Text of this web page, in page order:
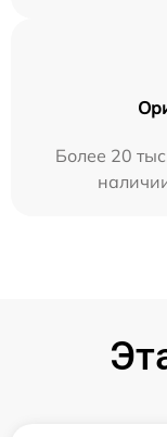
Более 20